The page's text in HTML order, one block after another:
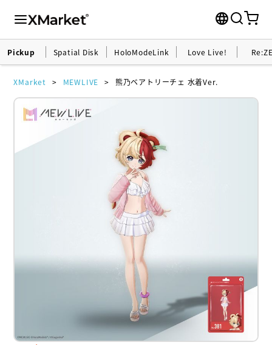
Pickup Spatial Disk HoloModeLink Love Live!
XMarket MEWLIVE 熊乃ベアトリーチェ 水着Ver.